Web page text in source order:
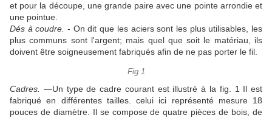
et pour la découpe, une grande paire avec une pointe arrondie et
une pointue.
Dés à coudre. - On dit que les aciers sont les plus utilisables, les
plus communs sont l'argent; mais quel que soit le matériau, ils
doivent être soigneusement fabriqués afin de ne pas porter le fil.
Fig 1
Cadres. —Un type de cadre courant est illustré à la fig. 1 Il est
fabriqué en différentes tailles.
celui ici représenté mesure 18
pouces de diamètre.
Il se compose de quatre pièces de bois, de